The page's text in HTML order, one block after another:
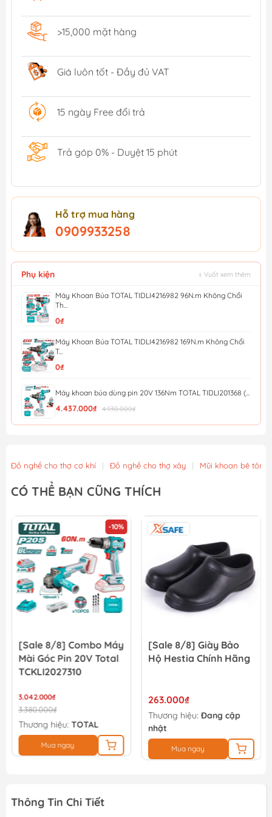
>15,000 mặt hàng
Giá luôn tốt - Đầy đủ VAT
15 ngày Free đổi trả
Trả góp 0% - Duyệt 15 phút
Hỗ trợ mua hàng
0909933258
Phụ kiện ↕ Vuốt xem thêm
Máy Khoan Búa TOTAL TIDLI4216982 96N.m Không Chổi
Th...
0₫
Máy Khoan Búa TOTAL TIDLI4216982 169N.m Không Chổi
T...
0₫
Máy khoan búa dùng pin 20V 136Nm TOTAL TIDLI201368 (...
4.437.000₫ 4.930.000₫
Máy khoan búa không chổi than dùng pin 16V Total TID...
1.404.000₫
Máy khoan động lực không chổi than dùng pin 20V Tota...
3.897.000₫ 4.330.000₫
Đồ nghề cho thợ cơ khí | Đồ nghề cho thợ xây | Mũi khoan bê tông
CÓ THỂ BẠN CŨNG THÍCH
-10%
[Sale 8/8] Combo Máy
Mài Góc Pin 20V Total
TCKLI2027310
3.042.000₫
3.380.000₫
Thương hiệu: TOTAL
Mua ngay
[Sale 8/8] Giày Bảo
Hộ Hestia Chính Hãng
263.000₫
Thương hiệu: Đang cập
nhật
Mua ngay
Thông Tin Chi Tiết